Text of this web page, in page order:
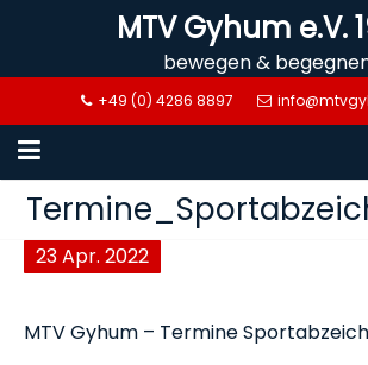
MTV Gyhum e.V.
bewegen &
+49 (0) 4286 8897
23Apr.2022
MTV Gyhum – Termine